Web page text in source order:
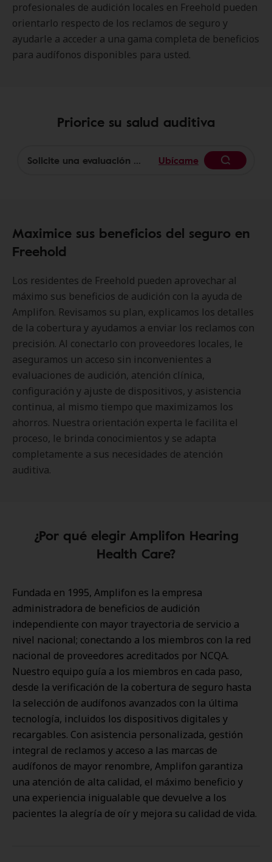
profesionales de audición locales en Freehold pueden
orientarlo respecto de los reclamos de seguro y
ayudarle a acceder a una gama completa de beneficios
para audífonos disponibles para usted.
Priorice su salud auditiva
Ubícame
Maximice sus beneficios del seguro en
Freehold
Los residentes de Freehold pueden aprovechar al
máximo sus beneficios de audición con la ayuda de
Amplifon. Revisamos su plan, explicamos los detalles
de la cobertura y ayudamos a enviar los reclamos con
precisión. Al conectarlo con proveedores locales, le
aseguramos un acceso sin inconvenientes a
evaluaciones de audición, atención clínica,
configuración y ajuste de dispositivos, y asistencia
continua, al mismo tiempo que maximizamos los
ahorros. Nuestra orientación experta le facilita el
proceso, le brinda conocimientos y se adapta
completamente a sus necesidades de atención
auditiva.
¿Por qué elegir Amplifon Hearing
Health Care?
Fundada en 1995, Amplifon es la empresa
administradora de beneficios de audición
independiente con mayor trayectoria de servicio a
nivel nacional; conectando a los miembros con la red
nacional de proveedores acreditados por NCQA.
Nuestro equipo guía a los miembros en cada paso,
desde la verificación de la cobertura de seguro hasta
la selección de audífonos avanzados con la última
tecnología, incluidos los dispositivos digitales y
recargables. Con asistencia personalizada, gestión
integral de reclamos y acceso a las marcas de
audífonos de mayor renombre, Amplifon garantiza
una atención de alta calidad, el máximo beneficio y
una experiencia inigualable que devuelve a los
pacientes la alegría de oír y mejora su calidad de vida.